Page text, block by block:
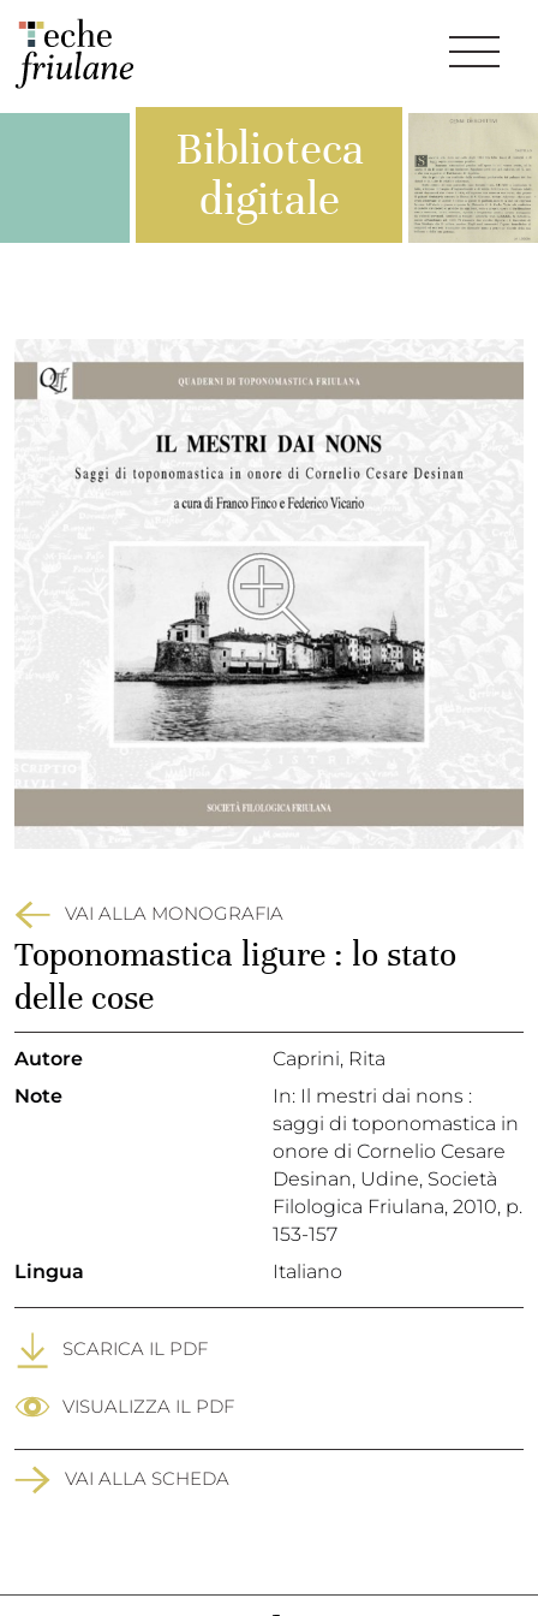
Biblioteca
digitale
VAI ALLA MONOGRAFIA
Toponomastica ligure : lo stato
delle cose
Autore
Caprini, Rita
Note
In: Il mestri dai nons :
saggi di toponomastica in
onore di Cornelio Cesare
Desinan, Udine, Società
Filologica Friulana, 2010, p.
153-157
Lingua
Italiano
SCARICA IL PDF
VISUALIZZA IL PDF
VAI ALLA SCHEDA